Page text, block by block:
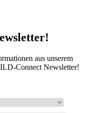
aus unserem
Connect Newsletter!